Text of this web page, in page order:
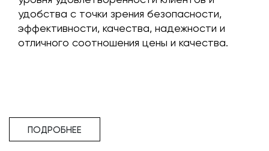
удобства с точки зрения безопасности,
эффективности, качества, надежности и
отличного соотношения цены и качества.
ПОДРОБНЕЕ